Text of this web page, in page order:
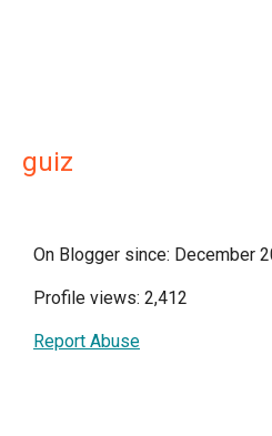
guiz
On Blogger since: December
Profile views: 2,412
Report Abuse